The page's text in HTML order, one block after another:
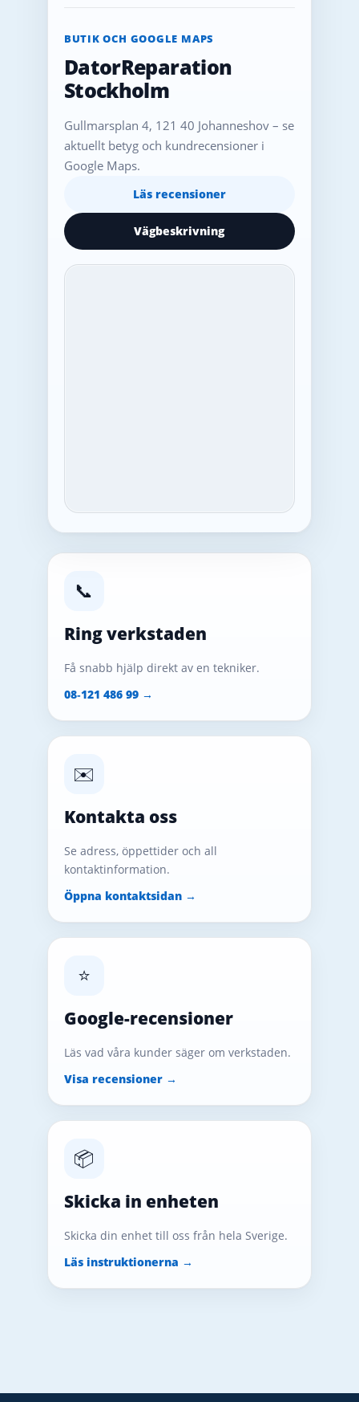
BUTIK OCH GOOGLE MAPS
DatorReparation
Stockholm
Gullmarsplan 4, 121 40 Johanneshov – se
aktuellt betyg och kundrecensioner i
Google Maps.
Läs recensioner
Vägbeskrivning
📞
Ring verkstaden
Få snabb hjälp direkt av en tekniker.
08‑121 486 99 →
✉️
Kontakta oss
Se adress, öppettider och all
kontaktinformation.
Öppna kontaktsidan →
⭐
Google-recensioner
Läs vad våra kunder säger om verkstaden.
Visa recensioner →
📦
Skicka in enheten
Skicka din enhet till oss från hela Sverige.
Läs instruktionerna →